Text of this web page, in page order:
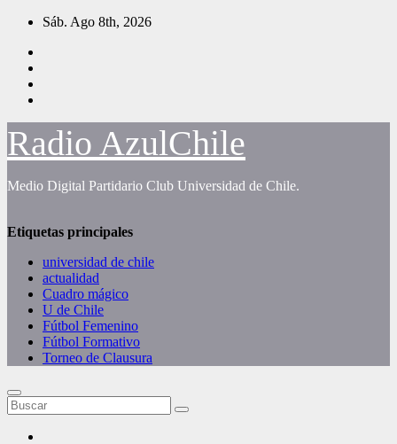
Saltar
contenido
Sáb. Ago 8th, 2026
Radio AzulChile
Medio Digital Partidario Club Universidad de Chile.
Etiquetas principales
universidad de chile
actualidad
Cuadro mágico
U de Chile
Fútbol Femenino
Fútbol Formativo
Torneo de Clausura